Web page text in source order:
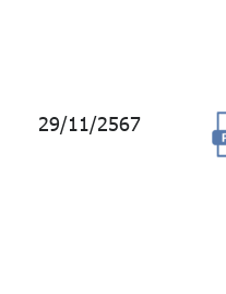
29/11/2567